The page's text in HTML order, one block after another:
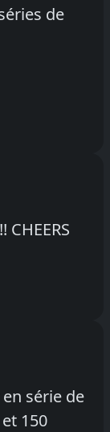
de
CHEERS
série de
150